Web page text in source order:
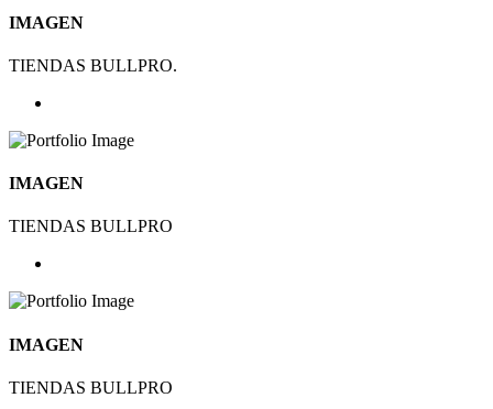
IMAGEN
TIENDAS BULLPRO.
IMAGEN
TIENDAS BULLPRO
IMAGEN
TIENDAS BULLPRO